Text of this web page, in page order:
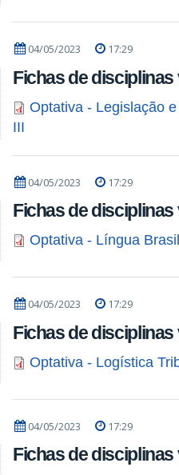
04/05/2023 17:29
Fichas de disciplinas
Optativa - Legislação
III
04/05/2023 17:29
Fichas de disciplinas
Optativa - Língua
04/05/2023 17:29
Fichas de disciplinas
Optativa - Logística
04/05/2023 17:29
Fichas de disciplinas